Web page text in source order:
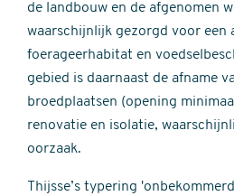
de landbouw en de afgenomen
waarschijnlijk gezorgd voor een
foerageerhabitat en
gebied is daarnaast de afname
broedplaatsen (opening
renovatie en isolatie,
oorzaak.
Thijsse’s typering